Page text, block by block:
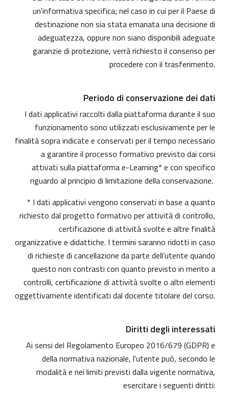
un'informativa specifica; nel caso in cui per il Paese di
destinazione non sia stata emanata una decisione di
adeguatezza, oppure non siano disponibili adeguate
garanzie di protezione, verrà richiesto il consenso per
procedere con il trasferimento.
Periodo di conservazione dei dati
I dati applicativi raccolti dalla piattaforma durante il suo
funzionamento sono utilizzati esclusivamente per le
finalità sopra indicate e conservati per il tempo necessario
a garantire il processo formativo previsto dai corsi
attivati sulla piattaforma e-Learning* e con specifico
riguardo al principio di limitazione della conservazione.
* I dati applicativi vengono conservati in base a quanto
richiesto dal progetto formativo per attività di controllo,
certificazione di attività svolte e altre finalità
organizzative e didattiche. I termini saranno ridotti in caso
di richieste di cancellazione da parte dell’utente quando
questo non contrasti con quanto previsto in merito a
controlli, certificazione di attività svolte o altri elementi
oggettivamente identificati dal docente titolare del corso.
Diritti degli interessati
Ai sensi del Regolamento Europeo 2016/679 (GDPR) e
della normativa nazionale, l'utente può, secondo le
modalità e nei limiti previsti dalla vigente normativa,
esercitare i seguenti diritti: